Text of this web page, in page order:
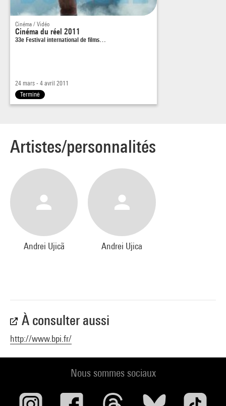
Cinéma / Vidéo
Cinéma du réel 2011
33e Festival international de films…
24 mars - 4 avril 2011
Terminé
Artistes/personnalités
Andrei Ujicã Andrei Ujica
À consulter aussi
http://www.bpi.fr/
Nous sommes sociaux